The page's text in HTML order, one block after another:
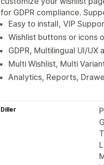
for GDPR compliance.
Easy to install, VIP
Wishlist buttons or icons
GDPR, Multilingual UI/
Multi Wishlist, Multi
Analytics, Reports,
Diller